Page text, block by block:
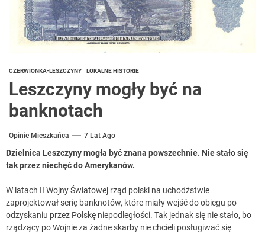
CZERWIONKA-LESZCZYNY LOKALNE HISTORIE
Leszczyny mogły być na
banknotach
Opinie Mieszkańca 7 Lat Ago
Dzielnica Leszczyny mogła być znana powszechnie. Nie stało się
tak przez niechęć do Amerykanów.
W latach II Wojny Światowej rząd polski na uchodźstwie
zaprojektował serię banknotów, które miały wejść do obiegu po
odzyskaniu przez Polskę niepodległości. Tak jednak się nie stało, bo
rządzący po Wojnie za żadne skarby nie chcieli posługiwać się